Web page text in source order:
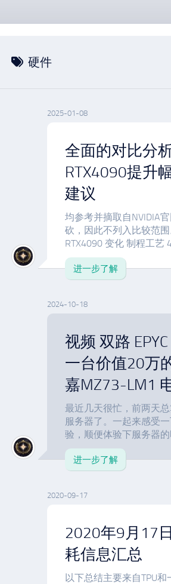
硬件
2025-01-08
全面的对比分
RTX4090提升
建议
均参考并摘取自NVIDIA
砍，因此不列入比较范
RTX4090 变化 制程工艺
进一步了解
2024-10-18
视频 双路
一台价值20万
嘉MZ73-LM1
最近几天很忙，前两天
服务器了。一起来感受
验，顺便体验下服务器
进一步了解
2020-09-17
2020年9月17
耗信息汇总
以下总结主要来自TPU